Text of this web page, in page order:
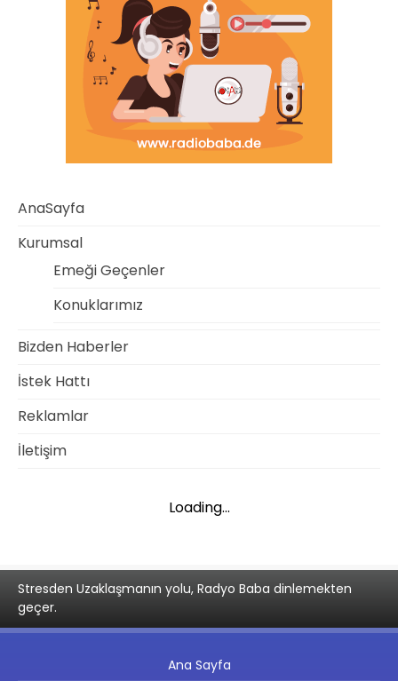
AnaSayfa
Kurumsal
Emeği Geçenler
Konuklarımız
Bizden Haberler
İstek Hattı
Reklamlar
İletişim
Loading...
Stresden Uzaklaşmanın yolu, Radyo Baba dinlemekten
geçer.
Ana Sayfa